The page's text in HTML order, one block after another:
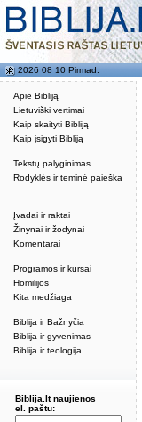
Apie Bibliją
Lietuviški vertimai
Kaip skaityti Bibliją
Kaip įsigyti Bibliją
Tekstų palyginimas
Rodyklės ir teminė paieška
Įvadai ir raktai
Žinynai ir žodynai
Komentarai
Programos ir kursai
Homilijos
Kita medžiaga
Biblija ir Bažnyčia
Biblija ir gyvenimas
Biblija ir teologija
2026 08 10 Pirmad.
Biblija.lt naujienos
el. paštu: